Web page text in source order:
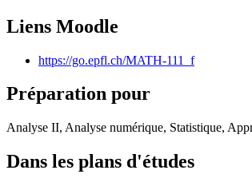
Liens Moodle
https://go.epfl.ch/MATH-111_f
Préparation pour
Analyse II, Analyse numérique, Statistique,
Dans les plans d'études